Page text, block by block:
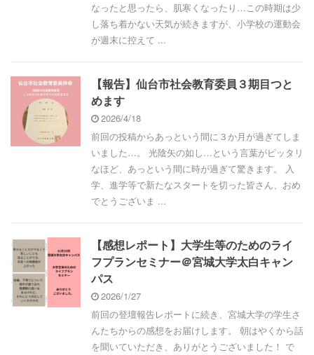
なったと思ったら、肌寒くなったり…この時期は少
し落ち着かない天気が続きますが、小学校の運動会
が週末に控えて ...
【報告】仙台市社会教育委員３期目つと
めます
2026/4/18
前回の投稿からあっという間に３か月が過ぎてしま
いました…。 光陰矢の如し…という言葉がピッタリ
なほど、あっという間に時が過ぎて驚きます。 入
学、進学等で新たなスタートを切った皆さん、おめ
でとうございま ...
【感想レポート】大学生等のためのライ
フプランセミナー＠宮城大学太白キャン
パス
2026/1/27
前回の登壇報告レポートに続き、宮城大学の学生さ
んたちからの感想をお届けします。 朝はやくから話
を聞いていただき、ありがとうございました！ で